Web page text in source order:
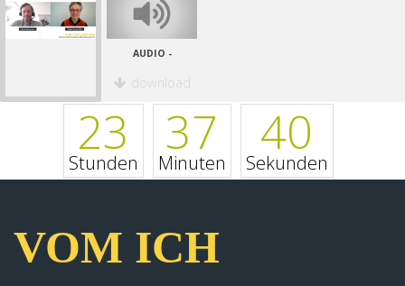
AUDIO -
download
23
Stunden
37
Minuten
40
Sekunden
VOM ICH